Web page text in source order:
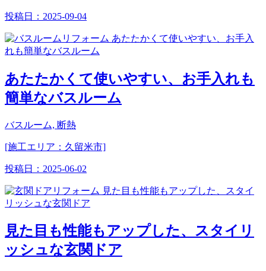
投稿日： 2025-09-04
あたたかくて使いやすい、お手入れも
簡単なバスルーム
バスルーム, 断熱
[施工エリア：久留米市]
投稿日： 2025-06-02
見た目も性能もアップした、スタイリ
ッシュな玄関ドア